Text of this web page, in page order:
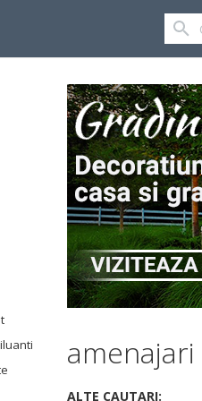
ALTE CAUTARI: